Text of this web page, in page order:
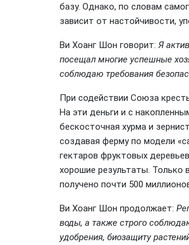
базу. Однако, по словам
зависит от настойчивости,
Ви Хоанг Шон говорит: Я
посещал многие успешные
соблюдаю требования
При содействии Союза
На эти деньги и с
бескосточная хурма и
создавая ферму по модели
гектаров фруктовых
хорошие результаты. Только
получено почти 500
Ви Хоанг Шон продолжает:
воды, а также строго
удобрения, биозащиту